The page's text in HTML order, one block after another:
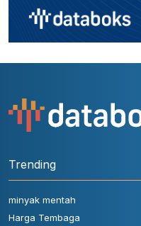
Trending
minyak mentah
Harga Tembaga